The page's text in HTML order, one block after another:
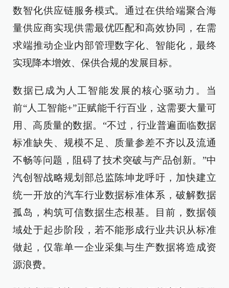
数智化供应链服务模式。通过在供给端聚合海
量供应商实现供需最优匹配和高效协同，在需
求端推动企业内部管理数字化、智能化，最终
实现降本增效、保供合规的发展目标。
数据已成为人工智能发展的核心驱动力。当
前“人工智能+”正赋能千行百业，这需要大量可
用、高质量的数据。“不过，行业普遍面临数据
标准缺失、规模不足、质量参差不齐以及流通
不畅等问题，阻碍了技术突破与产品创新。”中
汽创智战略规划部总监陈坤龙呼吁，加快建立
统一开放的汽车行业数据标准体系，破解数据
孤岛，构筑可信数据生态根基。目前，数据领
域处于起步阶段，若不能形成行业共识从标准
做起，仅靠单一企业采集与生产数据将造成资
源浪费。